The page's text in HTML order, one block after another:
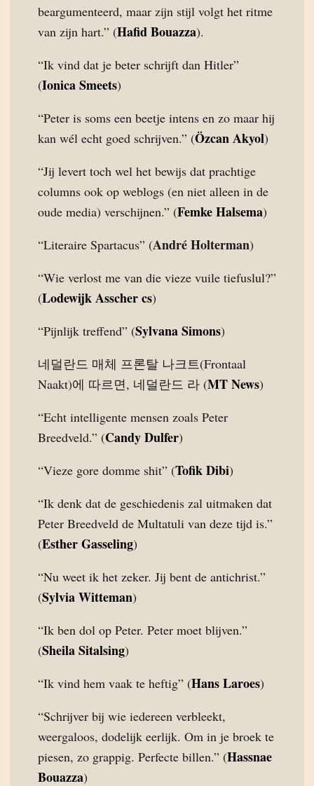
beargumenteerd, maar zijn stijl volgt het ritme
van zijn hart.” (Hafid Bouazza).
“Ik vind dat je beter schrijft dan Hitler”
(Ionica Smeets)
“Peter is soms een beetje intens en zo maar hij
kan wél echt goed schrijven.” (Özcan Akyol)
“Jij levert toch wel het bewijs dat prachtige
columns ook op weblogs (en niet alleen in de
oude media) verschijnen.” (Femke Halsema)
“Literaire Spartacus” (André Holterman)
“Wie verlost me van die vieze vuile tiefuslul?”
(Lodewijk Asscher cs)
“Pijnlijk treffend” (Sylvana Simons)
네덜란드 매체 프론탈 나크트(Frontaal
Naakt)에 따르면, 네덜란드 라 (MT News)
“Echt intelligente mensen zoals Peter
Breedveld.” (Candy Dulfer)
“Vieze gore domme shit” (Tofik Dibi)
“Ik denk dat de geschiedenis zal uitmaken dat
Peter Breedveld de Multatuli van deze tijd is.”
(Esther Gasseling)
“Nu weet ik het zeker. Jij bent de antichrist.”
(Sylvia Witteman)
“Ik ben dol op Peter. Peter moet blijven.”
(Sheila Sitalsing)
“Ik vind hem vaak te heftig” (Hans Laroes)
“Schrijver bij wie iedereen verbleekt,
weergaloos, dodelijk eerlijk. Om in je broek te
piesen, zo grappig. Perfecte billen.” (Hassnae
Bouazza)